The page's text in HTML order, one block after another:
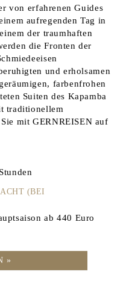
von erfahrenen Guides
aufregenden Tag in
der traumhaften
die Fronten der
und erholsamen
farbenfrohen
Suiten des Kapamba
traditionellem
mit GERNREISEN auf
(BEI
ab 440 Euro
»